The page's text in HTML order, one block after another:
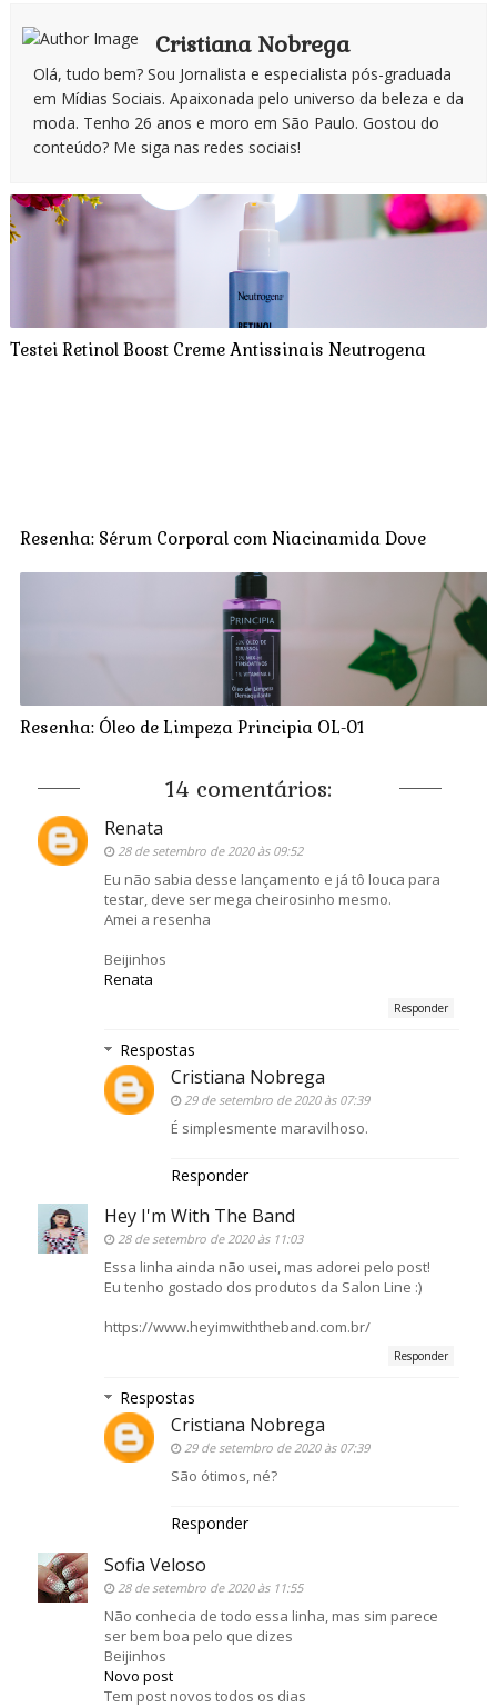
Cristiana Nobrega
Olá, tudo bem? Sou Jornalista e especialista pós-graduada
em Mídias Sociais. Apaixonada pelo universo da beleza e da
moda. Tenho 26 anos e moro em São Paulo. Gostou do
conteúdo? Me siga nas redes sociais!
Testei Retinol Boost Creme Antissinais Neutrogena
Resenha: Sérum Corporal com Niacinamida Dove
Resenha: Óleo de Limpeza Principia OL-01
14 comentários:
Renata
28 de setembro de 2020 às 09:52
Eu não sabia desse lançamento e já tô louca para
testar, deve ser mega cheirosinho mesmo.
Amei a resenha
Beijinhos
Renata
Responder
Respostas
Cristiana Nobrega
29 de setembro de 2020 às 07:39
É simplesmente maravilhoso.
Responder
Hey I'm With The Band
28 de setembro de 2020 às 11:03
Essa linha ainda não usei, mas adorei pelo post!
Eu tenho gostado dos produtos da Salon Line :)
https://www.heyimwiththeband.com.br/
Responder
Respostas
Cristiana Nobrega
29 de setembro de 2020 às 07:39
São ótimos, né?
Responder
Sofia Veloso
28 de setembro de 2020 às 11:55
Não conhecia de todo essa linha, mas sim parece
ser bem boa pelo que dizes
Beijinhos
Novo post
Tem post novos todos os dias